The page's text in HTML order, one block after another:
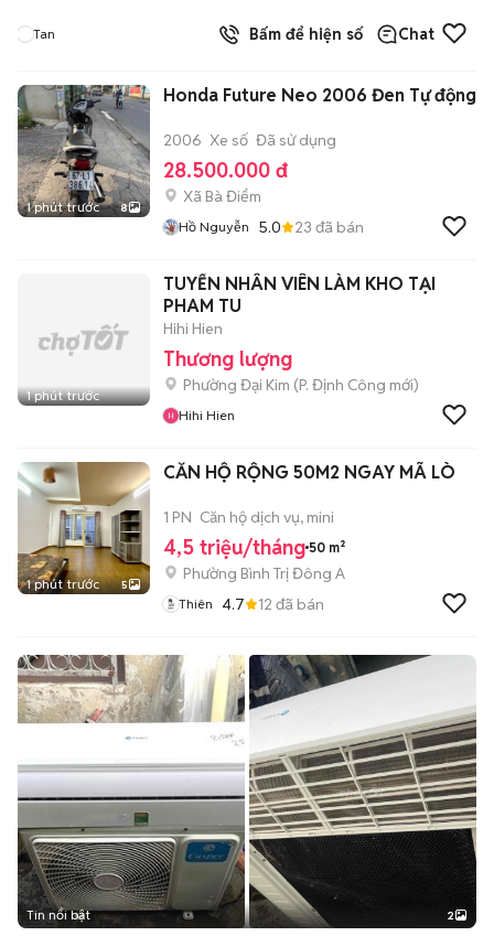
Tan Bấm để hiện số Chat
1 phút trước 8
Honda Future Neo 2006 Đen Tự động
2006 Xe số Đã sử dụng
28.500.000 đ
Xã Bà Điểm
Hồ Nguyễn 5.0 23 đã bán
1 phút trước
TUYỂN NHÂN VIÊN LÀM KHO TẠI
PHAM TU
Hihi Hien
Thương lượng
Phường Đại Kim (P. Định Công mới)
Hihi Hien
1 phút trước 5
CĂN HỘ RỘNG 50M2 NGAY MÃ LÒ
1 PN Căn hộ dịch vụ, mini
4,5 triệu/tháng 50 m²
Phường Bình Trị Đông A
Thiên 4.7 12 đã bán
Tin nổi bật 2